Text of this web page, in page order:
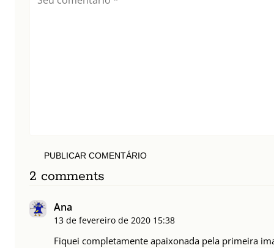
PUBLICAR COMENTÁRIO
2 comments
Ana
13 de fevereiro de 2020 15:38
Fiquei completamente apaixonada pela primeira